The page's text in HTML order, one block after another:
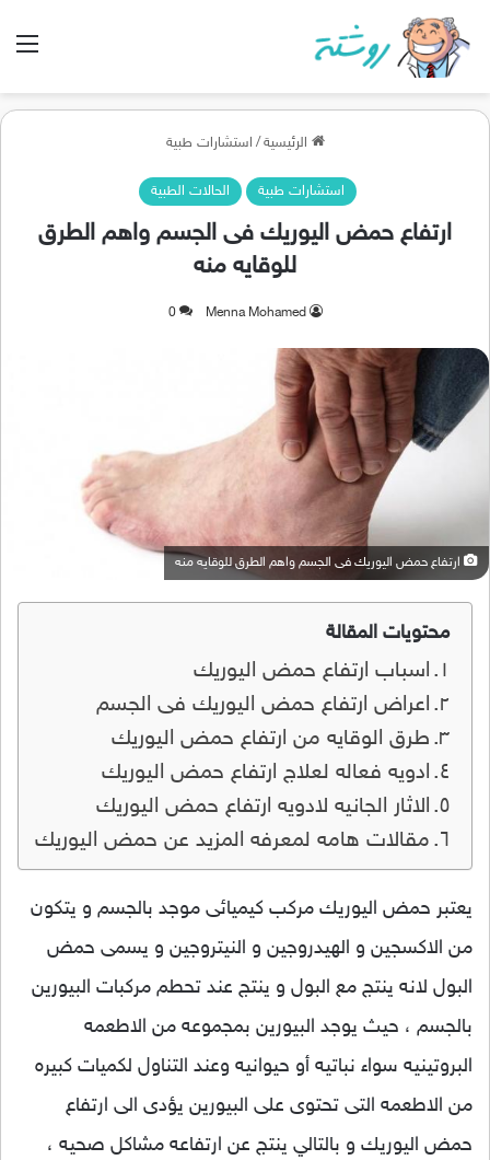
الرئيسية / استشارات طبية
استشارات طبية الحالات الطبية
ارتفاع حمض اليوريك فى الجسم واهم الطرق
للوقايه منه
Menna Mohamed
0
ارتفاع حمض اليوريك فى الجسم واهم الطرق للوقايه منه
محتويات المقالة
اسباب ارتفاع حمض اليوريك
اعراض ارتفاع حمض اليوريك فى الجسم
طرق الوقايه من ارتفاع حمض اليوريك
ادويه فعاله لعلاج ارتفاع حمض اليوريك
الاثار الجانيه لادويه ارتفاع حمض اليوريك
مقالات هامه لمعرفه المزيد عن حمض اليوريك
يعتبر حمض اليوريك مركب كيميائى موجد بالجسم و يتكون
من الاكسجين و الهيدروجين و النيتروجين و يسمى حمض
البول لانه ينتج مع البول و ينتج عند تحطم مركبات البيورين
بالجسم ، حيث يوجد البيورين بمجموعه من الاطعمه
البروتينيه سواء نباتيه أو حيوانيه وعند التناول لكميات كبيره
من الاطعمه التى تحتوى على البيورين يؤدى الى ارتفاع
حمض اليوريك و بالتالي ينتج عن ارتفاعه مشاكل صحيه ،